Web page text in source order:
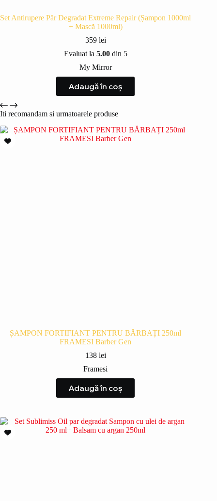
Set Antirupere Păr Degradat Extreme Repair (Șampon 1000ml
+ Mască 1000ml)
359 lei
Evaluat la 5.00din 5
My Mirror
Adaugă în coș
Iti recomandam si urmatoarele produse
ȘAMPON FORTIFIANT PENTRU BĂRBAȚI 250ml
FRAMESI Barber Gen
138 lei
Framesi
Adaugă în coș